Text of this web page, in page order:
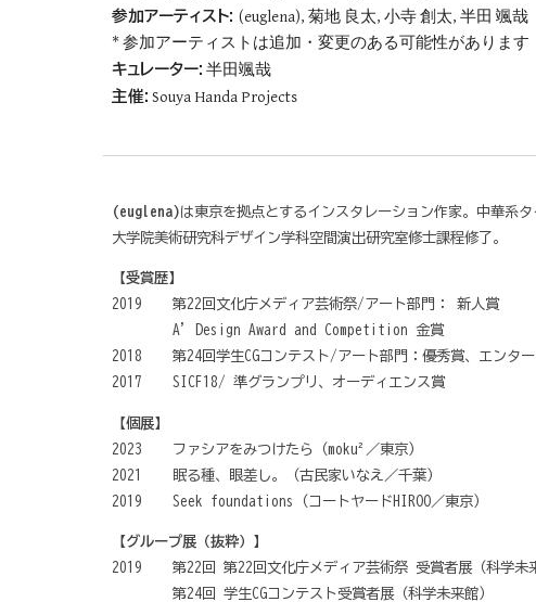
参加アーティスト: (euglena), 菊地 良太, 小寺 創太, 半田 颯哉
* 参加アーティストは追加・変更のある可能性があります
キュレーター: 半田颯哉
主催: Souya Handa Projects
(euglena)は東京を拠点とするインスタレーション作家。中華系
大学院美術研究科デザイン学科空間演出研究室修士課程修了。
【受賞歴】
2019
第22回文化庁メディア芸術祭/アート部門： 新人賞
A' Design Award and Competition 金賞
2018
第24回学生CGコンテスト/アート部門：優秀賞、エンタ
2017
SICF18/ 準グランプリ、オーディエンス賞
【個展】
2023
ファシアをみつけたら（moku²／東京）
2021
眠る種、眼差し。（古民家いなえ／千葉）
2019
Seek foundations（コートヤードHIROO／東京）
【グループ展（抜粋）】
2019
第22回 第22回文化庁メディア芸術祭 受賞者展（科学未
第24回 学生CGコンテスト受賞者展（科学未来館）